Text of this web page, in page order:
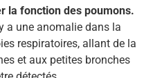
la fonction des poumons.
a une anomalie dans la
respiratoires, allant de la
et aux petites bronches